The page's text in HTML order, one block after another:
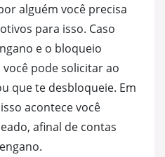
alguém você precisa
para isso. Caso
e o bloqueio
pode solicitar ao
que te desbloqueie. Em
acontece você
afinal de contas